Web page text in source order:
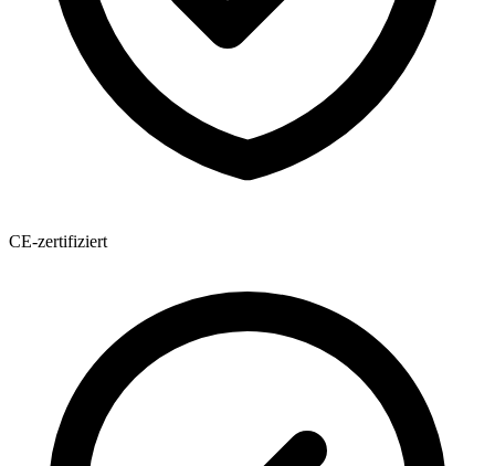
CE-zertifiziert